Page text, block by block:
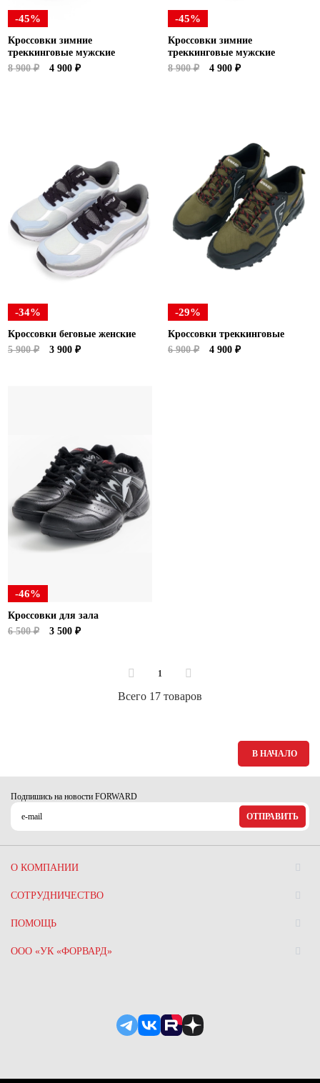
-45%
Кроссовки зимние
треккинговые мужские
8 900 ₽
4 900 ₽
-45%
Кроссовки зимние
треккинговые мужские
8 900 ₽
4 900 ₽
-34%
Кроссовки беговые женские
5 900 ₽
3 900 ₽
-29%
Кроссовки треккинговые
6 900 ₽
4 900 ₽
-46%
Кроссовки для зала
6 500 ₽
3 500 ₽
1
Всего 17 товаров
В НАЧАЛО
Подпишись на новости FORWARD
ОТПРАВИТЬ
О КОМПАНИИ
СОТРУДНИЧЕСТВО
ПОМОЩЬ
ООО «УК «ФОРВАРД»